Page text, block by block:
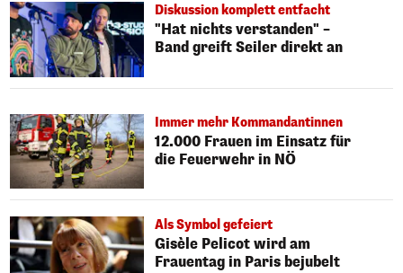
Diskussion komplett entfacht
"Hat nichts verstanden" –
Band greift Seiler direkt an
Immer mehr Kommandantinnen
12.000 Frauen im Einsatz für
die Feuerwehr in NÖ
Als Symbol gefeiert
Gisèle Pelicot wird am
Frauentag in Paris bejubelt